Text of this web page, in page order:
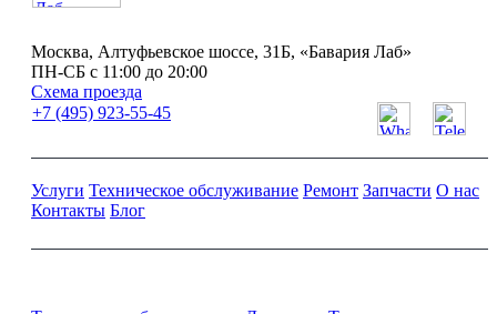
Москва, Алтуфьевское шоссе, 31Б, «Бавария Лаб»
ПН-СБ с 11:00 до 20:00
Схема проезда
+7 (495) 923-55-45
Услуги Техническое обслуживание Ремонт Запчасти О нас
Контакты Блог